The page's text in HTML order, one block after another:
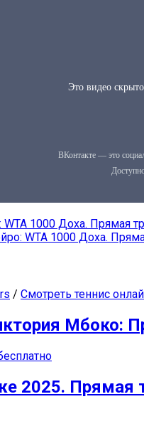
1000 Доха. Прямая
WTA 1000 Доха.
/ Смотреть теннис
Мбоко:
2025. Прямая